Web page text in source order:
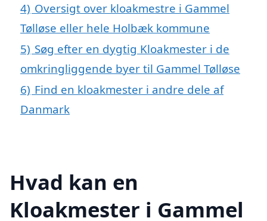
4) Oversigt over kloakmestre i Gammel
Tølløse eller hele Holbæk kommune
5) Søg efter en dygtig Kloakmester i de
omkringliggende byer til Gammel Tølløse
6) Find en kloakmester i andre dele af
Danmark
Hvad kan en
Kloakmester i Gammel